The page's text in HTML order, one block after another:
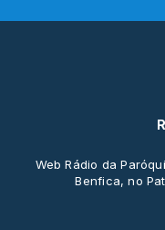
Web Rádio da
Benfica, no